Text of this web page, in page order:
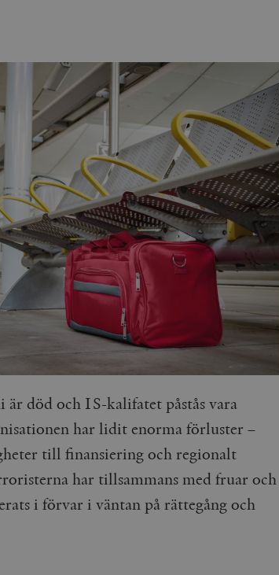
är död och IS-kalifatet påstås vara
har lidit enorma förluster –
till finansiering och regionalt
har tillsammans med fruar och
i förvar i väntan på rättegång och